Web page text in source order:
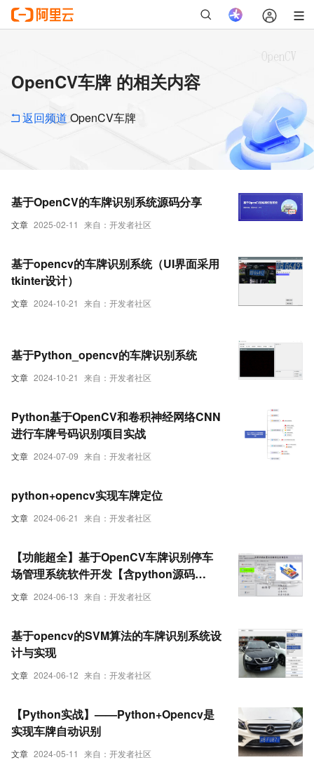
OpenCV车牌 的相关内容
返回频道 OpenCV车牌
文章 2025-02-11 来自：开发者社区
基于OpenCV的车牌识别系统源码分享
文章 2024-10-21 来自：开发者社区
基于opencv的车牌识别系统（UI界面采用
tkinter设计）
文章 2024-10-21 来自：开发者社区
基于Python_opencv的车牌识别系统
文章 2024-07-09 来自：开发者社区
Python基于OpenCV和卷积神经网络CNN
进行车牌号码识别项目实战
文章 2024-06-21 来自：开发者社区
python+opencv实现车牌定位
文章 2024-06-13 来自：开发者社区
【功能超全】基于OpenCV车牌识别停车
场管理系统软件开发【含python源码
+PyqtUI界面+功能详解】-车牌识别
文章 2024-06-12 来自：开发者社区
基于opencv的SVM算法的车牌识别系统设
计与实现
文章 2024-05-11 来自：开发者社区
【Python实战】——Python+Opencv是
实现车牌自动识别